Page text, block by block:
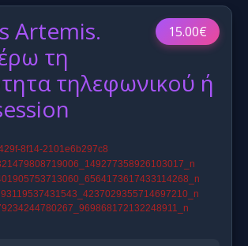
15.00€
Artemis.
τη
τηλεφωνικού ή